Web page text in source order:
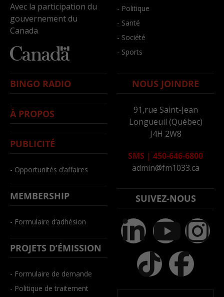
Avec la participation du
gouvernement du
Canada
- Politique
- Santé
- Société
- Sports
BINGO RADIO
À PROPOS
PUBLICITÉ
- Opportunités d’affaires
MEMBERSHIP
- Formulaire d’adhésion
PROJETS D’ÉMISSION
- Formulaire de demande
- Politique de traitement
NOUS JOINDRE
91,rue Saint-Jean
Longueuil (Québec)
J4H 2W8
SMS | 450-646-6800
admin@fm1033.ca
SUIVEZ-NOUS